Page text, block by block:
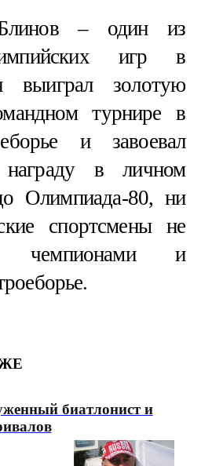
– один из
игр в
золотую
турнире в
и завоевал
награду в личном
Олимпиада-80, ни
спортсмены не
чемпионами и
биатлонист и